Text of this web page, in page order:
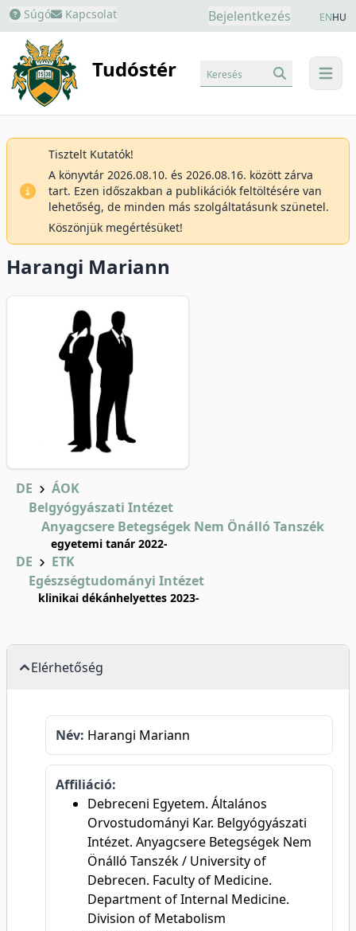
Súgó Kapcsolat Bejelentkezés ENHU
Tudóstér menu
Keresés
Tisztelt Kutatók!
A könyvtár 2026.08.10. és 2026.08.16. között zárva
tart. Ezen időszakban a publikációk feltöltésére van
lehetőség, de minden más szolgáltatásunk szünetel.
Köszönjük megértésüket!
Harangi Mariann
DE
ÁOK
Belgyógyászati Intézet
Anyagcsere Betegségek Nem Önálló Tanszék
egyetemi tanár 2022-
DE
ETK
Egészségtudományi Intézet
klinikai dékánhelyettes 2023-
Elérhetőség
Név: Harangi Mariann
Affiliáció:
Debreceni Egyetem. Általános
Orvostudományi Kar. Belgyógyászati
Intézet. Anyagcsere Betegségek Nem
Önálló Tanszék / University of
Debrecen. Faculty of Medicine.
Department of Internal Medicine.
Division of Metabolism